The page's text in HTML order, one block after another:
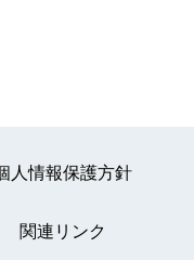
人情報保護方針
関連リンク